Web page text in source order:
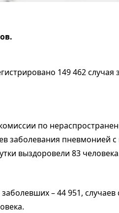
149 462
по
заболевания пневмонией
выздоровели 83
– 44 951,